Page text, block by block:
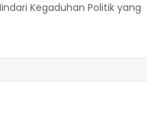
Kegaduhan Politik yang